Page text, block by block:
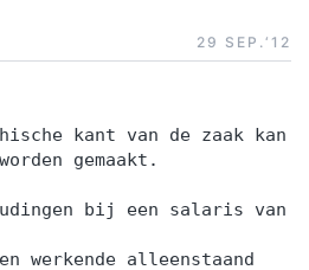
29 SEP.‘12
kant van de zaak kan
gemaakt.
bij een salaris van
werkende alleenstaand